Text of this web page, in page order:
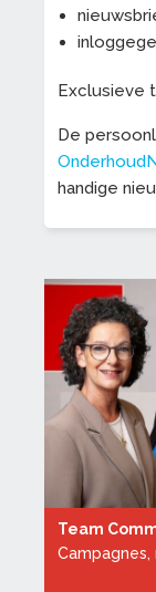
Exclusieve
De
handige
Team